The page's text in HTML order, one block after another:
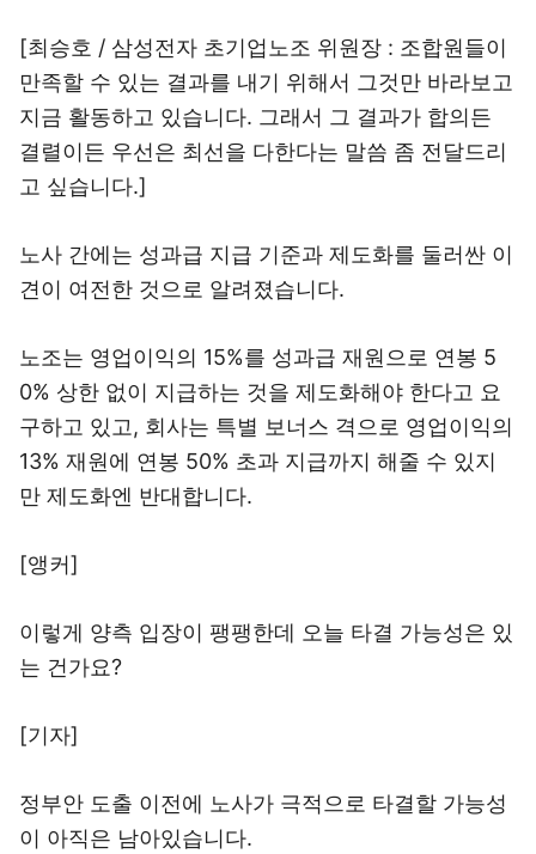
[최승호 / 삼성전자 초기업노조 위원장 : 조합원들이
만족할 수 있는 결과를 내기 위해서 그것만 바라보고
지금 활동하고 있습니다. 그래서 그 결과가 합의든
결렬이든 우선은 최선을 다한다는 말씀 좀 전달드리
고 싶습니다.]
노사 간에는 성과급 지급 기준과 제도화를 둘러싼 이
견이 여전한 것으로 알려졌습니다.
노조는 영업이익의 15%를 성과급 재원으로 연봉 5
0% 상한 없이 지급하는 것을 제도화해야 한다고 요
구하고 있고, 회사는 특별 보너스 격으로 영업이익의
13% 재원에 연봉 50% 초과 지급까지 해줄 수 있지
만 제도화엔 반대합니다.
[앵커]
이렇게 양측 입장이 팽팽한데 오늘 타결 가능성은 있
는 건가요?
[기자]
정부안 도출 이전에 노사가 극적으로 타결할 가능성
이 아직은 남아있습니다.